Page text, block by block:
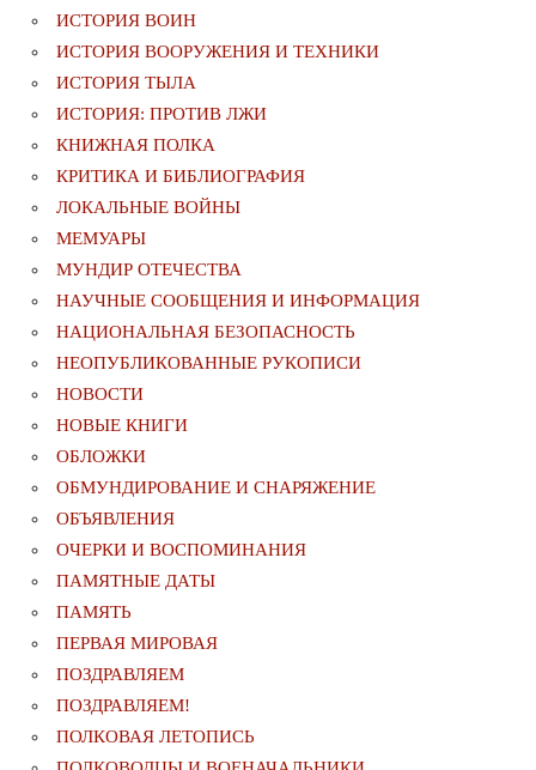
ИСТОРИЯ ВОИН
ИСТОРИЯ ВООРУЖЕНИЯ И ТЕХНИКИ
ИСТОРИЯ ТЫЛА
ИСТОРИЯ: ПРОТИВ ЛЖИ
КНИЖНАЯ ПОЛКА
КРИТИКА И БИБЛИОГРАФИЯ
ЛОКАЛЬНЫЕ ВОЙНЫ
МЕМУАРЫ
МУНДИР ОТЕЧЕСТВА
НАУЧНЫЕ СООБЩЕНИЯ И ИНФОРМАЦИЯ
НАЦИОНАЛЬНАЯ БЕЗОПАСНОСТЬ
НЕОПУБЛИКОВАННЫЕ РУКОПИСИ
НОВОСТИ
НОВЫЕ КНИГИ
ОБЛОЖКИ
ОБМУНДИРОВАНИЕ И СНАРЯЖЕНИЕ
ОБЪЯВЛЕНИЯ
ОЧЕРКИ И ВОСПОМИНАНИЯ
ПАМЯТНЫЕ ДАТЫ
ПАМЯТЬ
ПЕРВАЯ МИРОВАЯ
ПОЗДРАВЛЯЕМ
ПОЗДРАВЛЯЕМ!
ПОЛКОВАЯ ЛЕТОПИСЬ